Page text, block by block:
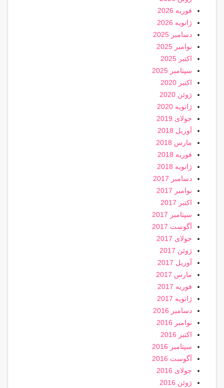
فوریه 2026
ژانویه 2026
دسامبر 2025
نوامبر 2025
اکتبر 2025
سپتامبر 2025
اکتبر 2020
ژوئن 2020
ژانویه 2020
جولای 2019
آوریل 2018
مارس 2018
فوریه 2018
ژانویه 2018
دسامبر 2017
نوامبر 2017
اکتبر 2017
سپتامبر 2017
آگوست 2017
جولای 2017
ژوئن 2017
آوریل 2017
مارس 2017
فوریه 2017
ژانویه 2017
دسامبر 2016
نوامبر 2016
اکتبر 2016
سپتامبر 2016
آگوست 2016
جولای 2016
ژوئن 2016